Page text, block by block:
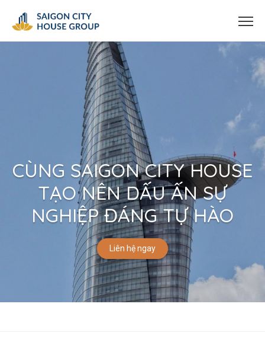
CÙNG SAIGON CITY HOUSE
TẠO NÊN DẤU ẤN SỰ
NGHIỆP ĐÁNG TỰ HÀO
Liên hệ ngay